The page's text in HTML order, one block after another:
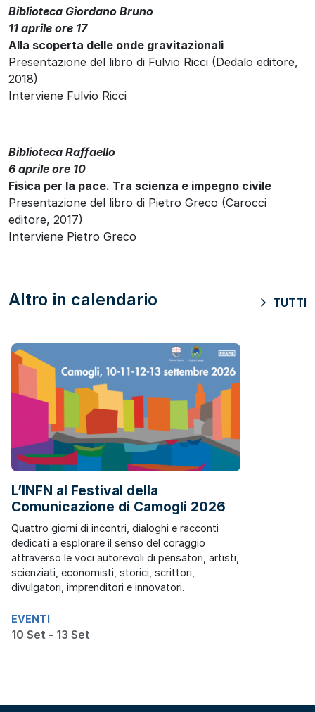
Biblioteca Giordano Bruno
11 aprile ore 17
Alla scoperta delle onde gravitazionali
Presentazione del libro di Fulvio Ricci (Dedalo editore,
2018)
Interviene Fulvio Ricci
Biblioteca Raffaello
6 aprile ore 10
Fisica per la pace. Tra scienza e impegno civile
Presentazione del libro di Pietro Greco (Carocci
editore, 2017)
Interviene Pietro Greco
Altro in calendario TUTTI
L’INFN al Festival della
Comunicazione di Camogli 2026
Quattro giorni di incontri, dialoghi e racconti
dedicati a esplorare il senso del coraggio
attraverso le voci autorevoli di pensatori, artisti,
scienziati, economisti, storici, scrittori,
divulgatori, imprenditori e innovatori.
EVENTI
10 Set - 13 Set